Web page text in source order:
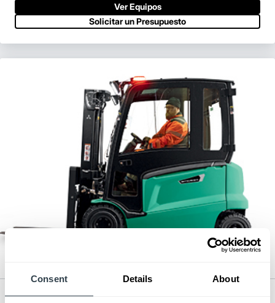
Consent Details About
Ver Equipos
Solicitar un Presupuesto